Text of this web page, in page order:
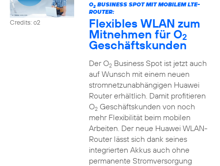
Credits: o2
O2BUSINESS SPOT MIT MOBILEM LTE-
ROUTER:
Flexibles WLAN zum
Mitnehmen für O2
Geschäftskunden
Der O2Business Spot ist jetzt auch
auf Wunsch mit einem neuen
stromnetzunabhängigen Huawei
Router erhältlich. Damit profitieren
O2Geschäftskunden von noch
mehr Flexibilität beim mobilen
Arbeiten. Der neue Huawei WLAN-
Router lässt sich dank seines
integrierten Akkus auch ohne
permanente Stromversorgung